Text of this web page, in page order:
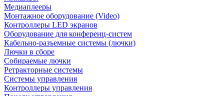
Медиаплееры
Монтажное оборудование (Video)
Контроллеры LED экранов
Оборудование для конференц-систем
Кабельно-разъемные системы (лючки)
Лючки в сборе
Собираемые лючки
Ретракторные системы
Системы управления
Контроллеры управления